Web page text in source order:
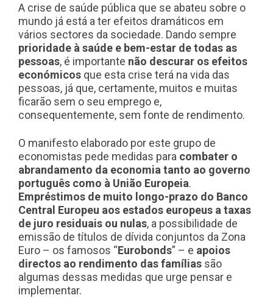
A crise de saúde pública que se abateu sobre o
mundo já está a ter efeitos dramáticos em
vários sectores da sociedade. Dando sempre
prioridade à saúde e bem-estar de todas as
pessoas, é importante não descurar os efeitos
económicos que esta crise terá na vida das
pessoas, já que, certamente, muitos e muitas
ficarão sem o seu emprego e,
consequentemente, sem fonte de rendimento.
O manifesto elaborado por este grupo de
economistas pede medidas para combater o
abrandamento da economia tanto ao governo
português como à União Europeia.
Empréstimos de muito longo-prazo do Banco
Central Europeu aos estados europeus a taxas
de juro residuais ou nulas, a possibilidade de
emissão de títulos de dívida conjuntos da Zona
Euro – os famosos “Eurobonds” – e apoios
directos ao rendimento das famílias são
algumas dessas medidas que urge pensar e
implementar.